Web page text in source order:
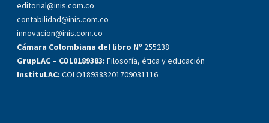
editorial@inis.com.co
contabilidad@inis.com.co
innovacion@inis.com.co
Cámara Colombiana del libro Nº 255238
GrupLAC – COL0189383: Filosofía, ética y educación
InstituLAC: COLO189383201709031116